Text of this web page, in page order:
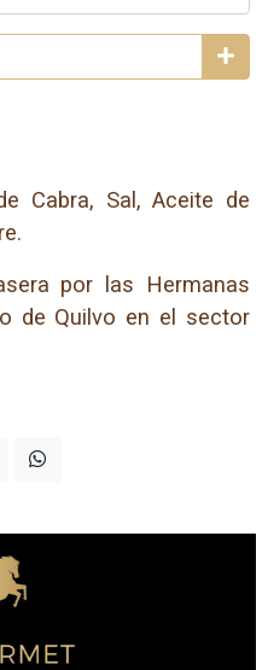
Cabra, Sal, Aceite de
por las Hermanas
de Quilvo en el sector